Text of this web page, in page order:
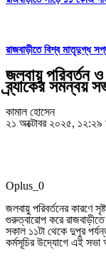
রাজবাড়ীতে বিশ্ব মাতৃদুগ্ধ
জলবায়ু পরিবর্তন
ব্র্যাকের সমন্বয়
কামাল হোসেন
২১ অক্টোবর ২০২৫, ১২:২৯
Oplus_0
জলবায়ু পরিবর্তনের কারণে
গুরুত্বারোপ করে
সকাল ১১টা থেকে দুপুর পর্যন্ত
কর্মসূচির উদ্যোগে এই সভা